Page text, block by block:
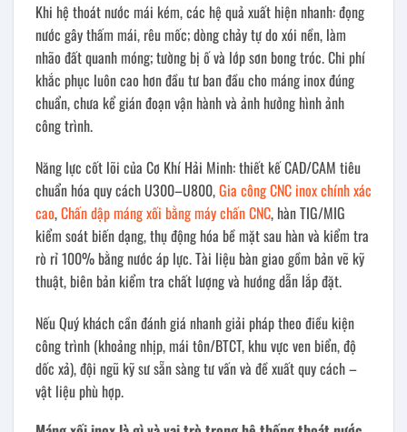
Khi hệ thoát nước mái kém, các hệ quả xuất hiện nhanh: đọng
nước gây thấm mái, rêu mốc; dòng chảy tự do xói nền, làm
nhão đất quanh móng; tường bị ố và lớp sơn bong tróc. Chi phí
khắc phục luôn cao hơn đầu tư ban đầu cho máng inox đúng
chuẩn, chưa kể gián đoạn vận hành và ảnh hưởng hình ảnh
công trình.
Năng lực cốt lõi của Cơ Khí Hải Minh: thiết kế CAD/CAM tiêu
chuẩn hóa quy cách U300–U800,Gia công CNC inox chính xác
cao,Chấn dập máng xối bằng máy chấn CNC, hàn TIG/MIG
kiểm soát biến dạng, thụ động hóa bề mặt sau hàn và kiểm tra
rò rỉ 100% bằng nước áp lực. Tài liệu bàn giao gồm bản vẽ kỹ
thuật, biên bản kiểm tra chất lượng và hướng dẫn lắp đặt.
Nếu Quý khách cần đánh giá nhanh giải pháp theo điều kiện
công trình (khoảng nhịp, mái tôn/BTCT, khu vực ven biển, độ
dốc xả), đội ngũ kỹ sư sẵn sàng tư vấn và đề xuất quy cách –
vật liệu phù hợp.